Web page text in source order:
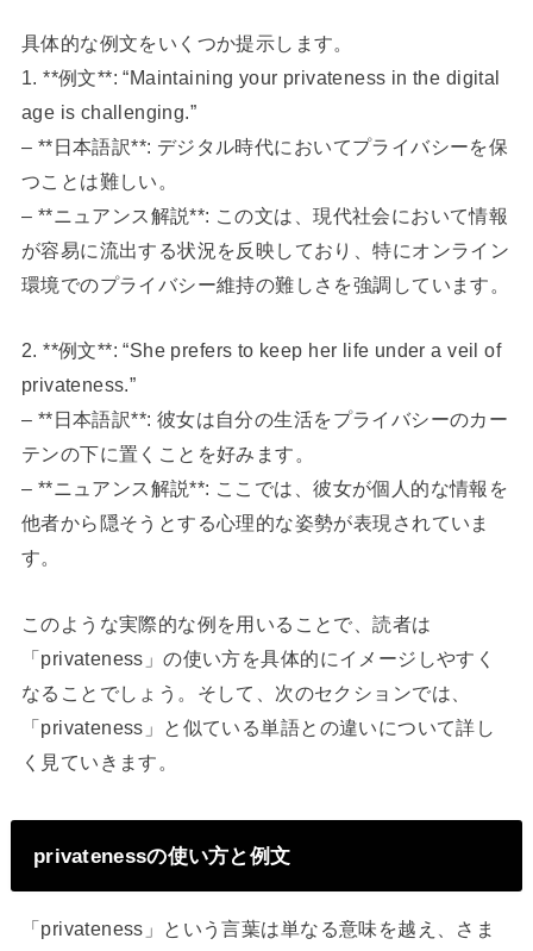
具体的な例文をいくつか提示します。
1. **例文**: “Maintaining your privateness in the digital
age is challenging.”
– **日本語訳**: デジタル時代においてプライバシーを保
つことは難しい。
– **ニュアンス解説**: この文は、現代社会において情報
が容易に流出する状況を反映しており、特にオンライン
環境でのプライバシー維持の難しさを強調しています。
2. **例文**: “She prefers to keep her life under a veil of
privateness.”
– **日本語訳**: 彼女は自分の生活をプライバシーのカー
テンの下に置くことを好みます。
– **ニュアンス解説**: ここでは、彼女が個人的な情報を
他者から隠そうとする心理的な姿勢が表現されていま
す。
このような実際的な例を用いることで、読者は
「privateness」の使い方を具体的にイメージしやすく
なることでしょう。そして、次のセクションでは、
「privateness」と似ている単語との違いについて詳し
く見ていきます。
privatenessの使い方と例文
「privateness」という言葉は単なる意味を越え、さま